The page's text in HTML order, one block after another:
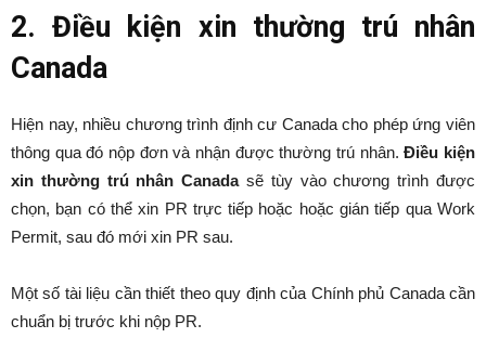
2. Điều kiện xin thường trú nhân
Canada
Hiện nay, nhiều chương trình định cư Canada cho phép ứng viên
thông qua đó nộp đơn và nhận được thường trú nhân.Điều kiện
xin thường trú nhân Canadasẽ tùy vào chương trình được
chọn, bạn có thể xin PR trực tiếp hoặc hoặc gián tiếp qua Work
Permit, sau đó mới xin PR sau.
Một số tài liệu cần thiết theo quy định của Chính phủ Canada cần
chuẩn bị trước khi nộp PR.